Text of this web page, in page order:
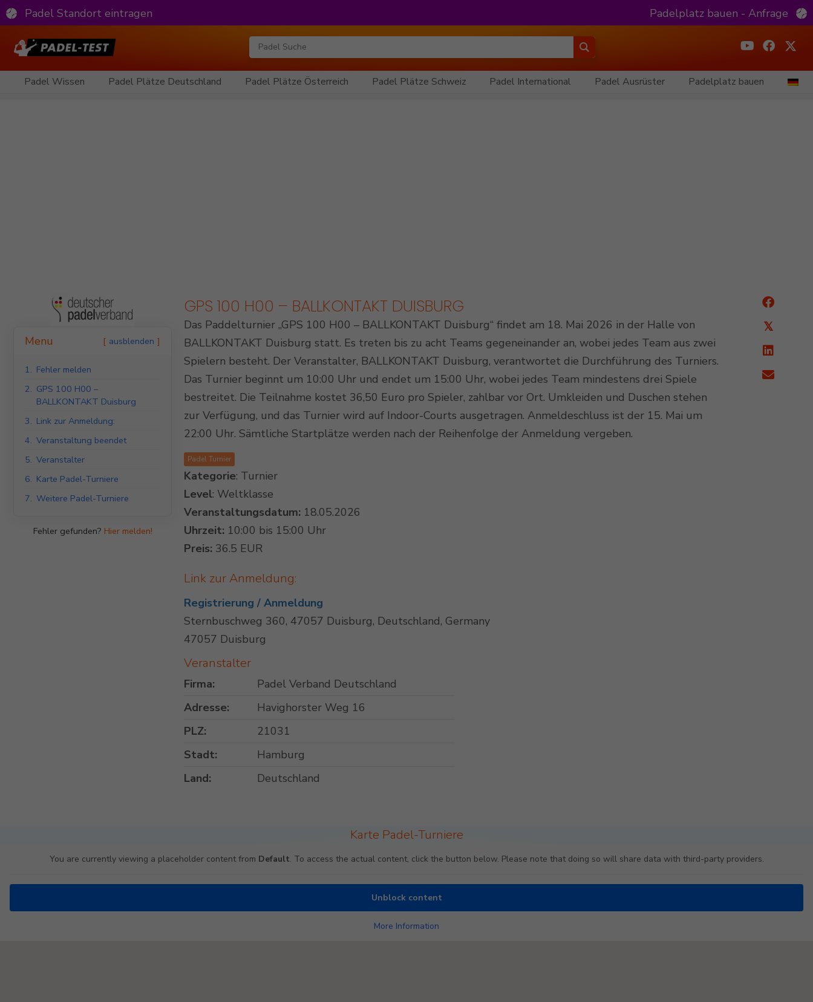
Padel Standort eintragen Padelplatz bauen - Anfrage
Padel Wissen Padel Plätze Deutschland Padel Plätze Österreich Padel Plätze Schweiz Padel International Padel Ausrüster Padelplatz bauen
Menu ausblenden
1. Fehler melden
2. GPS 100 H00 –
BALLKONTAKT Duisburg
3. Link zur Anmeldung:
4. Veranstaltung beendet
5. Veranstalter
6. Karte Padel-Turniere
7. Weitere Padel-Turniere
Fehler gefunden? Hier melden!
GPS 100 H00 – BALLKONTAKT DUISBURG
Das Paddelturnier „GPS 100 H00 – BALLKONTAKT Duisburg“ findet am 18. Mai 2026 in der Halle von
BALLKONTAKT Duisburg statt. Es treten bis zu acht Teams gegeneinander an, wobei jedes Team aus zwei
Spielern besteht. Der Veranstalter, BALLKONTAKT Duisburg, verantwortet die Durchführung des Turniers.
Das Turnier beginnt um 10:00 Uhr und endet um 15:00 Uhr, wobei jedes Team mindestens drei Spiele
bestreitet. Die Teilnahme kostet 36,50 Euro pro Spieler, zahlbar vor Ort. Umkleiden und Duschen stehen
zur Verfügung, und das Turnier wird auf Indoor-Courts ausgetragen. Anmeldeschluss ist der 15. Mai um
22:00 Uhr. Sämtliche Startplätze werden nach der Reihenfolge der Anmeldung vergeben.
Padel Turnier
Kategorie: Turnier
Level: Weltklasse
Veranstaltungsdatum: 18.05.2026
Uhrzeit: 10:00 bis 15:00 Uhr
Preis: 36.5 EUR
Link zur Anmeldung:
Registrierung / Anmeldung
Sternbuschweg 360, 47057 Duisburg, Deutschland, Germany
47057 Duisburg
Veranstalter
Firma:
Padel Verband Deutschland
Adresse:
Havighorster Weg 16
PLZ:
21031
Stadt:
Hamburg
Land:
Deutschland
𝕏
Karte Padel-Turniere
You are currently viewing a placeholder content from Default. To access the actual content, click the button below. Please note that doing so will share data with third-party providers.
Unblock content
More Information
Indoor Padel Courts Outdoor Padel Courts